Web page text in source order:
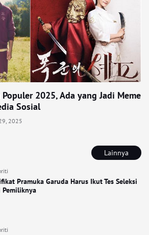
Lainnya
Pramuka Garuda Harus Ikut Tes Seleksi
Pemiliknya
2025, Ada yang Jadi Meme
Sosial
2025